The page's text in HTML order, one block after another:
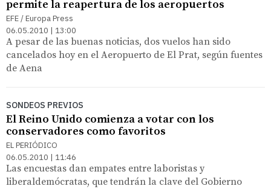
permite la reapertura de los aeropuertos
EFE / Europa Press
06.05.2010 | 13:00
A pesar de las buenas noticias, dos vuelos han sido
cancelados hoy en el Aeropuerto de El Prat, según fuentes
de Aena
SONDEOS PREVIOS
El Reino Unido comienza a votar con los
conservadores como favoritos
EL PERIÓDICO
06.05.2010 | 11:46
Las encuestas dan empates entre laboristas y
liberaldemócratas, que tendrán la clave del Gobierno